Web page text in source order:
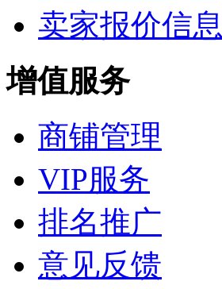
卖家报价信息
增值服务
商铺管理
VIP服务
排名推广
意见反馈